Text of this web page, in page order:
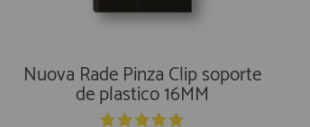
Nuova Rade Pinza Clip soporte
de plastico 16MM